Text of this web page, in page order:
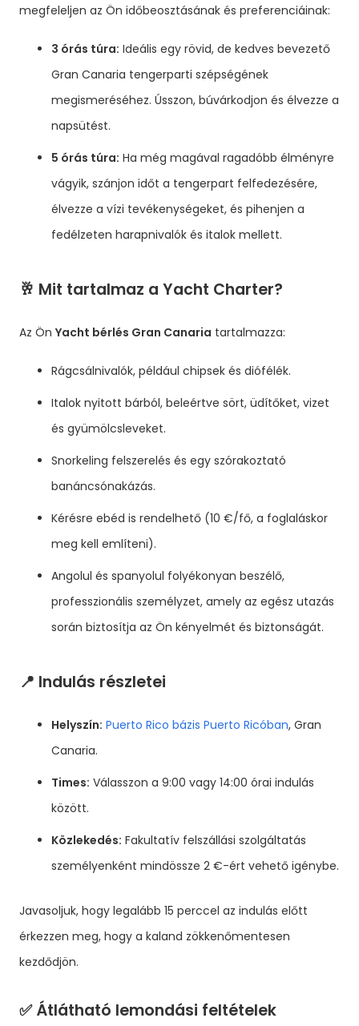
megfeleljen az Ön időbeosztásának és preferenciáinak:
3 órás túra: Ideális egy rövid, de kedves bevezető
Gran Canaria tengerparti szépségének
megismeréséhez. Ússzon, búvárkodjon és élvezze a
napsütést.
5 órás túra: Ha még magával ragadóbb élményre
vágyik, szánjon időt a tengerpart felfedezésére,
élvezze a vízi tevékenységeket, és pihenjen a
fedélzeten harapnivalók és italok mellett.
🥂 Mit tartalmaz a Yacht Charter?
Az Ön Yacht bérlés Gran Canaria tartalmazza:
Rágcsálnivalók, például chipsek és diófélék.
Italok nyitott bárból, beleértve sört, üdítőket, vizet
és gyümölcsleveket.
Snorkeling felszerelés és egy szórakoztató
banáncsónakázás.
Kérésre ebéd is rendelhető (10 €/fő, a foglaláskor
meg kell említeni).
Angolul és spanyolul folyékonyan beszélő,
professzionális személyzet, amely az egész utazás
során biztosítja az Ön kényelmét és biztonságát.
📍 Indulás részletei
Helyszín: Puerto Rico bázis Puerto Ricóban, Gran
Canaria.
Times: Válasszon a 9:00 vagy 14:00 órai indulás
között.
Közlekedés: Fakultatív felszállási szolgáltatás
személyenként mindössze 2 €-ért vehető igénybe.
Javasoljuk, hogy legalább 15 perccel az indulás előtt
érkezzen meg, hogy a kaland zökkenőmentesen
kezdődjön.
✅ Átlátható lemondási feltételek